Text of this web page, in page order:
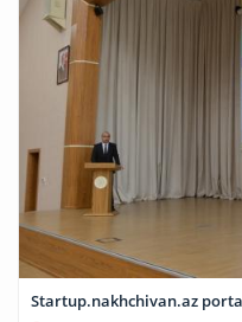
Startup.nakhchivan.az